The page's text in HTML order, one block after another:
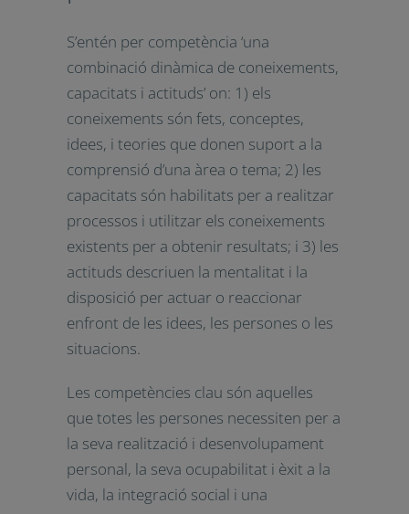
Competències clau per
a un aprenentatge
permanent
S’entén per competència ‘una
combinació dinàmica de
coneixements, capacitats i actituds’
on: 1) els coneixements són fets,
conceptes, idees, i teories que donen
suport a la comprensió d’una àrea o
tema; 2) les capacitats són habilitats
per a realitzar processos i utilitzar els
coneixements existents per a obtenir
resultats; i 3) les actituds descriuen la
mentalitat i la disposició per actuar o
reaccionar enfront de les idees, les
persones o les situacions.
Les competències clau són aquelles